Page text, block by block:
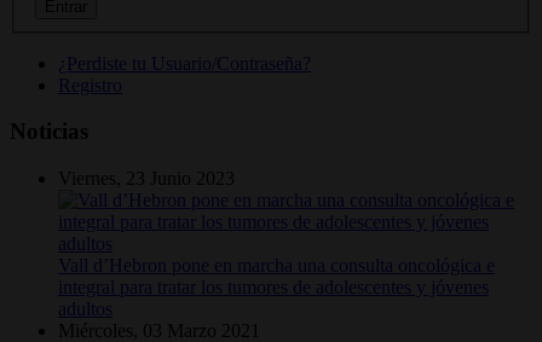
¿Perdiste tu Usuario/Contraseña?
Registro
Noticias
Viernes, 23 Junio 2023
Vall d’Hebron pone en marcha una consulta oncológica e
integral para tratar los tumores de adolescentes y jóvenes
adultos
Miércoles, 03 Marzo 2021